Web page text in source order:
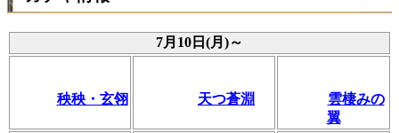
7月10日(月)～
秧秧・玄翎 天つ蒼淵
雲棲みの
翼